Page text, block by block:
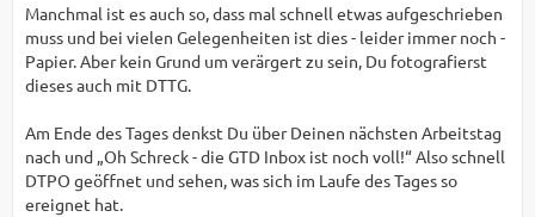
Manchmal ist es auch so, dass mal schnell etwas aufgeschrieben
muss und bei vielen Gelegenheiten ist dies - leider immer noch -
Papier. Aber kein Grund um verärgert zu sein, Du fotografierst
dieses auch mit DTTG.
Am Ende des Tages denkst Du über Deinen nächsten Arbeitstag
nach und „Oh Schreck - die GTD Inbox ist noch voll!“ Also schnell
DTPO geöffnet und sehen, was sich im Laufe des Tages so
ereignet hat.